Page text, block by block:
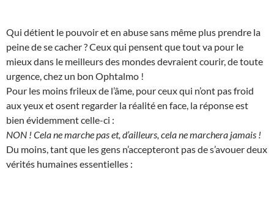
Qui détient le pouvoir et en abuse sans même plus prendre la
peine de se cacher ? Ceux qui pensent que tout va pour le
mieux dans le meilleurs des mondes devraient courir, de toute
urgence, chez un bon Ophtalmo !
Pour les moins frileux de l’âme, pour ceux qui n’ont pas froid
aux yeux et osent regarder la réalité en face, la réponse est
bien évidemment celle-ci :
NON ! Cela ne marche pas et, d’ailleurs, cela ne marchera jamais !
Du moins, tant que les gens n’accepteront pas de s’avouer deux
vérités humaines essentielles :